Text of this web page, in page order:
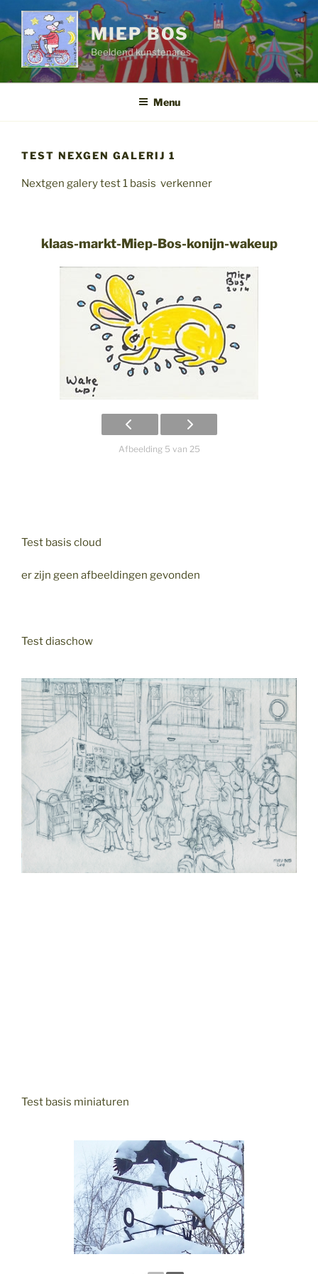
naar
de
inhoud
MIEP BOS
Beeldend kunstenares
Menu
TEST NEXGEN GALERIJ 1
Nextgen galery test 1 basis verkenner
klaas-markt-Miep-Bos-konijn-wakeup
Afbeelding 5 van 25
Test basis cloud
er zijn geen afbeeldingen gevonden
Test diaschow
Test basis miniaturen